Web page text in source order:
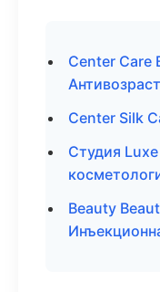
Center Care
Center Silk
Студия
Beauty